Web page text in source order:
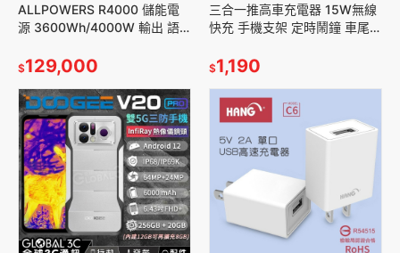
ALLPOWERS R4000 儲能電
源 3600Wh/4000W 輸出 語
泊
$129,000
三合一推高車充電器 15W無線
快充 手機支架 定時鬧鐘 車尾氛
線充電
$1,190